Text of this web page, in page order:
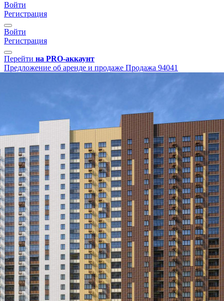
Войти
Регистрация
Войти
Регистрация
Перейти на PRO-аккаунт
Предложение об аренде и продаже Продажа 94041